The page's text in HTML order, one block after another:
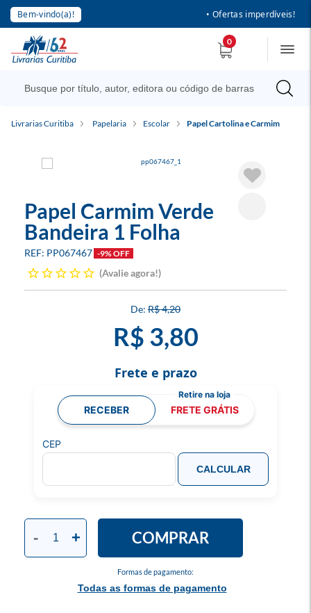
Bem-vindo(a)! • Ofertas imperdíveis!
0
Livrarias Curitiba Papelaria Escolar Papel Cartolina e Carmim
Papel Carmim Verde
Bandeira 1 Folha
PP067467 -9% OFF
Avalie agora!
R$ 4,20
R$ 3,80
Formas de pagamento:
Todas as formas de pagamento
- + COMPRAR
Frete e prazo
RECEBER FRETE GRÁTIS
CEP
CALCULAR